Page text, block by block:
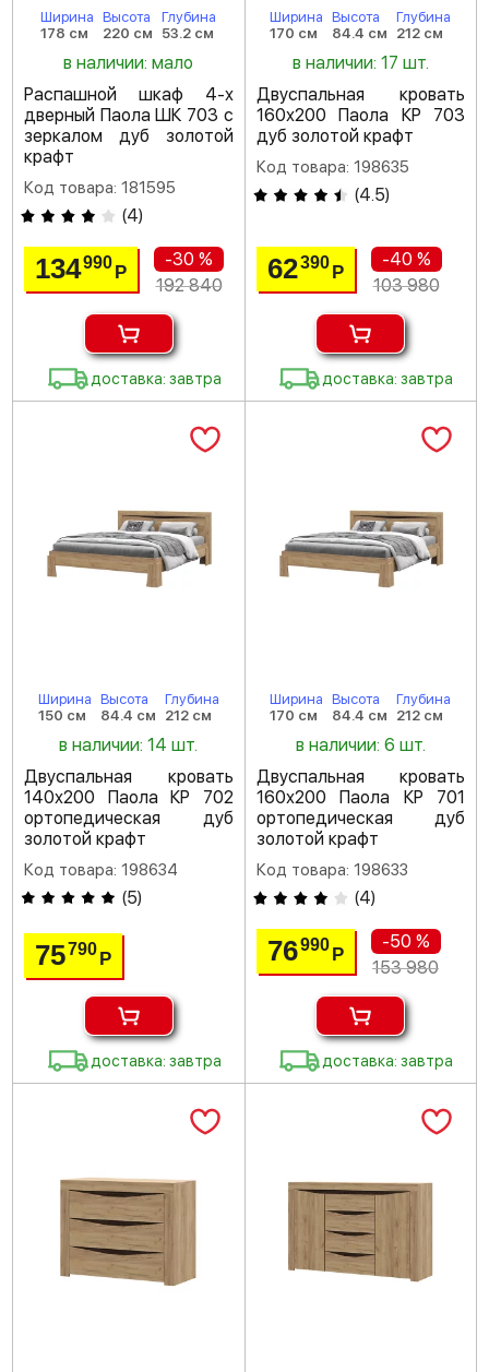
Ширина
178 см
Высота
220 см
Глубина
53.2 см
в наличии: мало
Распашной шкаф 4-х
дверный Паола ШК 703 с
зеркалом дуб золотой
крафт
Код товара: 181595
(4)
134990Р
-30 %
192 840
доставка: завтра
Ширина
170 см
Высота
84.4 см
Глубина
212 см
в наличии: 17 шт.
Двуспальная кровать
160х200 Паола КР 703
дуб золотой крафт
Код товара: 198635
(4.5)
62390 Р
-40 %
103 980
доставка: завтра
Ширина
150 см
Высота
84.4 см
Глубина
212 см
в наличии: 14 шт.
Двуспальная кровать
140х200 Паола КР 702
ортопедическая дуб
золотой крафт
Код товара: 198634
(5)
75790Р
доставка: завтра
Ширина
170 см
Высота
84.4 см
Глубина
212 см
в наличии: 6 шт.
Двуспальная кровать
160х200 Паола КР 701
ортопедическая дуб
золотой крафт
Код товара: 198633
(4)
76990 Р
-50 %
153 980
доставка: завтра